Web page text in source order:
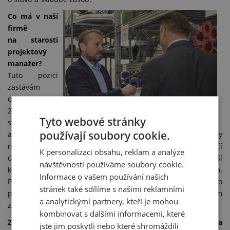
Co má v naší
firmě
na starosti
projektový
manažer?
Tuto pozici
zastávám
od srpna
2015. Jsou mi
svěřeny větší
a samostatné úkoly. Sbírám informace, komunikuji s kolegy
různých oddělení, diskutuji, analyzuji, plánuji a zadávám dílčí
úkoly. Od začátku se také spolupodílím na rozjezdu naší
košické pobočky, kam pravidelně každý měsíc dojíždím.
Pomáhal jsem s vytipováním vhodných lokalit pro tuto
pobočku, jejím zařízením, propagací a následným
zaškolováním nových kolegů.
Zmíním jenom jedno slovo: „ISO“. Jak velká to pro Tebe byla
Tyto webové stránky
používají soubory cookie.
K personalizaci obsahu, reklam a analýze
návštěvnosti používáme soubory cookie.
Informace o vašem používání našich
stránek také sdílíme s našimi reklamními
a analytickými partnery, kteří je mohou
kombinovat s dalšími informacemi, které
jste jim poskytli nebo které shromáždili